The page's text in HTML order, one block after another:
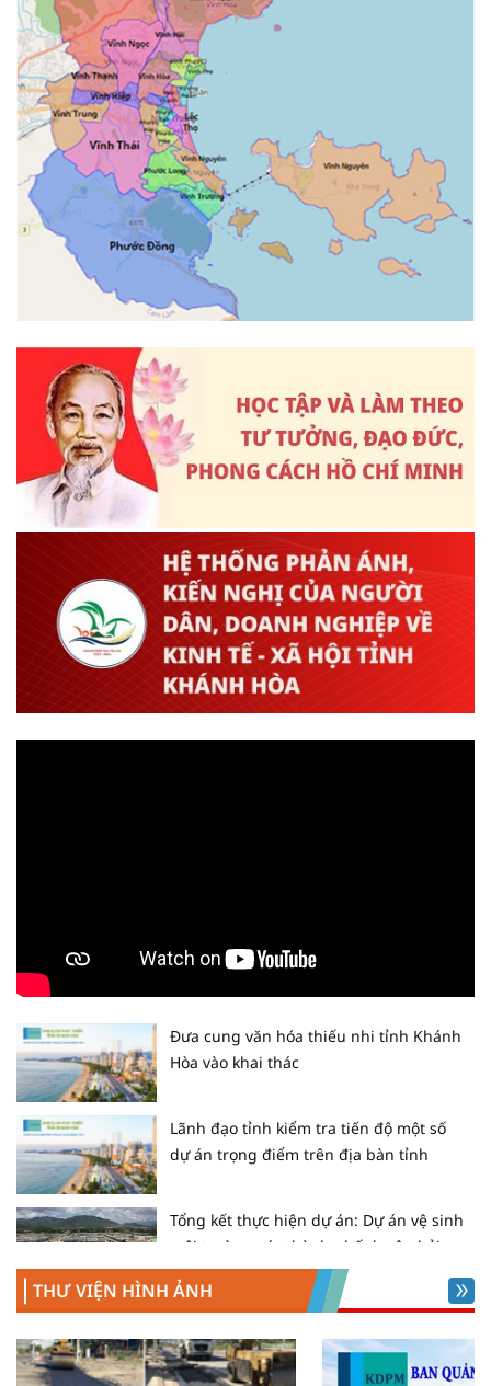
Đưa cung văn hóa thiếu nhi tỉnh Khánh
Hòa vào khai thác
Lãnh đạo tỉnh kiểm tra tiến độ một số
dự án trọng điểm trên địa bàn tỉnh
Tổng kết thực hiện dự án: Dự án vệ sinh
môi trường các thành phố duyên hải -
Tiểu dự án Nha Trang
Tổng kết thực hiện giai đoạn 1, triển
khai giai đoạn 2
THƯ VIỆN HÌNH ẢNH